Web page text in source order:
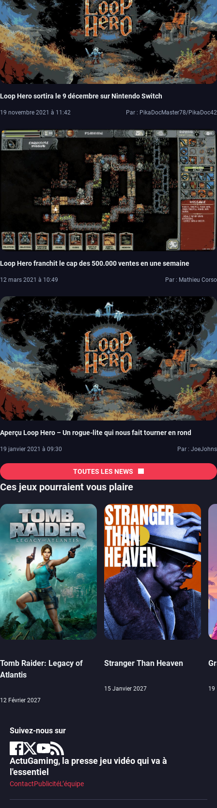
Loop Hero sortira le 9 décembre sur Nintendo Switch
19 novembre 2021 à 11:42 Par : PikaDocMaster78/PikaDoc42
Loop Hero franchit le cap des 500.000 ventes en une semaine
12 mars 2021 à 10:49 Par : Mathieu Corso
Aperçu Loop Hero – Un rogue-lite qui nous fait tourner en rond
19 janvier 2021 à 09:30 Par : JoeJohns
TOUTES LES NEWS
Ces jeux pourraient vous plaire
Tomb Raider: Legacy of
Atlantis
12 Février 2027
Stranger Than Heaven
15 Janvier 2027 19
Suivez-nous sur
ActuGaming, la presse jeu vidéo qui va à
l'essentiel
ContactPublicitéL’équipe